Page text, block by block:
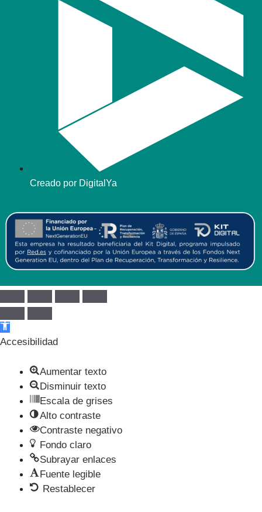
Creado por DigitalYa
Abrir barra de herramientas
Accesibilidad
Aumentar texto
Disminuir texto
Escala de grises
Alto contraste
Contraste negativo
Fondo claro
Subrayar enlaces
Fuente legible
Restablecer